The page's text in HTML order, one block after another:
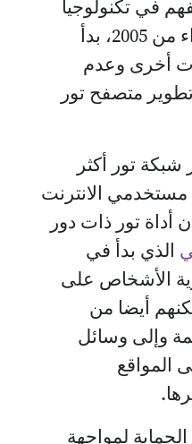
في تكنولوجيا
المعلومات. ولذلك ابتداء من 2005، بدأ
أخرى وعدم
متصفح تور
تور أكثر
الانترنت
أداة تور ذات دور
الذي بدأ في
هوية الأشخاص على
أيضا من
وإلى وسائل
المواقع
لمواجهة